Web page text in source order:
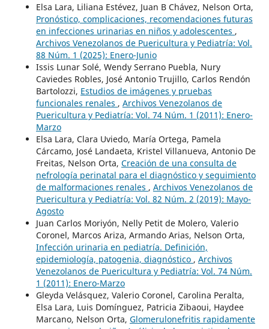
Elsa Lara, Liliana Estévez, Juan B Chávez, Nelson Orta,
Pronóstico, complicaciones, recomendaciones futuras
en infecciones urinarias en niños y adolescentes ,
Archivos Venezolanos de Puericultura y Pediatría: Vol.
88 Núm. 1 (2025): Enero-Junio
Issis Lunar Solé, Wendy Serrano Puebla, Nury
Caviedes Robles, José Antonio Trujillo, Carlos Rendón
Bartolozzi, Estudios de imágenes y pruebas
funcionales renales , Archivos Venezolanos de
Puericultura y Pediatría: Vol. 74 Núm. 1 (2011): Enero-
Marzo
Elsa Lara, Clara Uviedo, María Ortega, Pamela
Cárcamo, José Landaeta, Kristel Villanueva, Antonio De
Freitas, Nelson Orta, Creación de una consulta de
nefrología perinatal para el diagnóstico y seguimiento
de malformaciones renales , Archivos Venezolanos de
Puericultura y Pediatría: Vol. 82 Núm. 2 (2019): Mayo-
Agosto
Juan Carlos Moriyón, Nelly Petit de Molero, Valerio
Coronel, Marcos Ariza, Armando Arias, Nelson Orta,
Infección urinaria en pediatría. Definición,
epidemiología, patogenia, diagnóstico , Archivos
Venezolanos de Puericultura y Pediatría: Vol. 74 Núm.
1 (2011): Enero-Marzo
Gleyda Velásquez, Valerio Coronel, Carolina Peralta,
Elsa Lara, Luis Domínguez, Patricia Zibaoui, Haydee
Marcano, Nelson Orta, Glomerulonefritis rapidamente